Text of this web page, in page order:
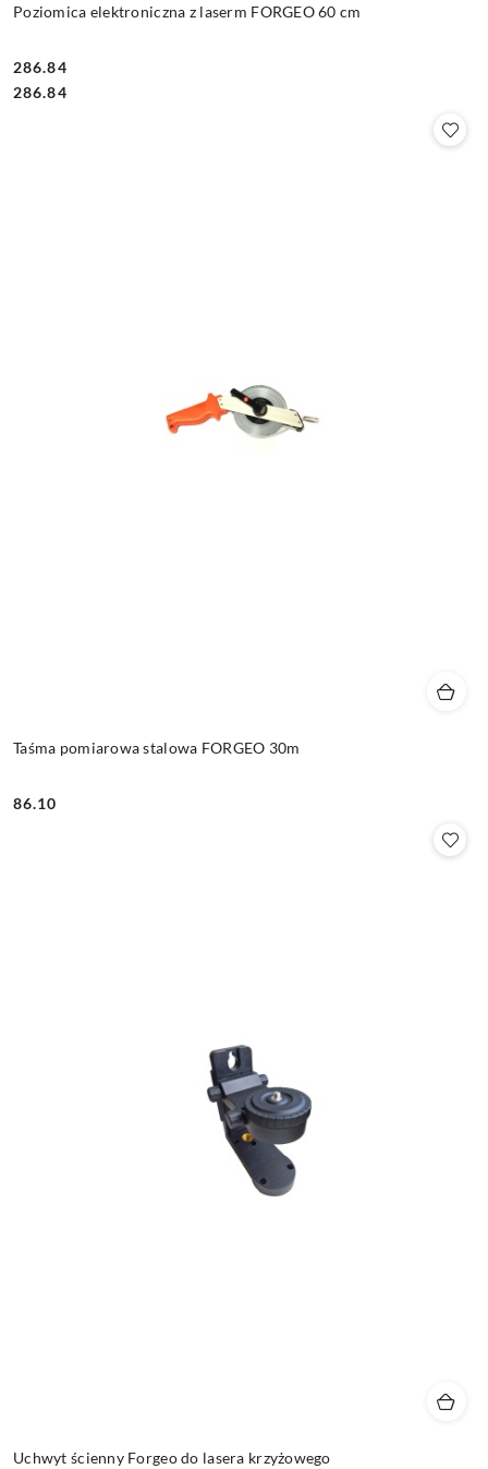
Poziomica elektroniczna z laserm FORGEO 60 cm
Cena:
286.84
Cena:
286.84
Taśma pomiarowa stalowa FORGEO 30m
Cena:
86.10
Uchwyt ścienny Forgeo do lasera krzyżowego